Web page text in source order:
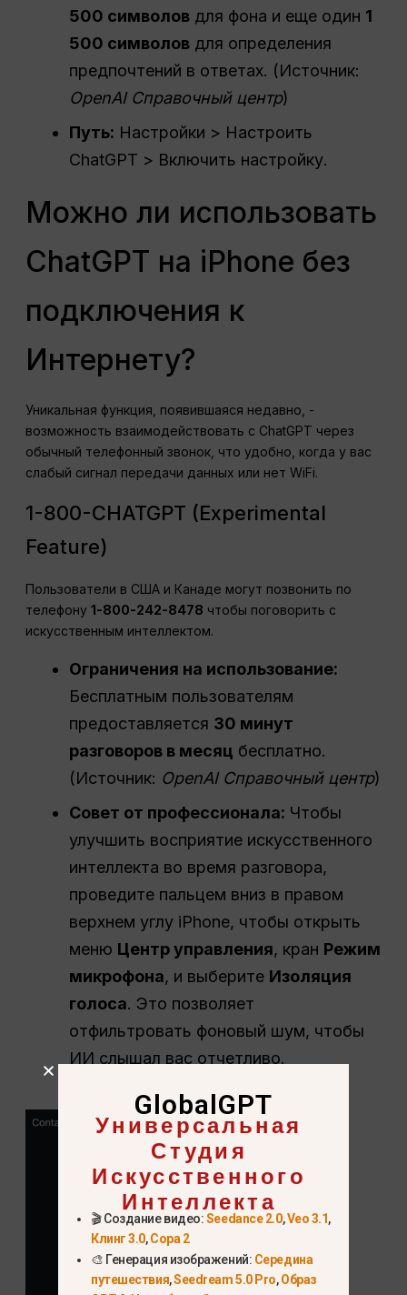
500 символов для фона и еще один 1
500 символов для определения
предпочтений в ответах. (Источник:
OpenAIСправочный центр)
Путь: Настройки > Настроить
ChatGPT > Включить настройку.
Можно ли использовать
ChatGPT на iPhone без
подключения к
Интернету?
Уникальная функция, появившаяся недавно, -
возможность взаимодействовать с ChatGPT через
обычный телефонный звонок, что удобно, когда у вас
слабый сигнал передачи данных или нет WiFi.
1-800-CHATGPT (Experimental
Feature)
Пользователи в США и Канаде могут позвонить по
телефону1-800-242-8478 чтобы поговорить с
искусственным интеллектом.
Ограничения на использование:
Бесплатным пользователям
предоставляется 30 минут
разговоров в месяц бесплатно.
(Источник: OpenAIСправочный центр)
Совет от профессионала: Чтобы
улучшить восприятие искусственного
интеллекта во время разговора,
проведите пальцем вниз в правом
верхнем углу iPhone, чтобы открыть
меню Центр управления, кран Режим
микрофона, и выберите Изоляция
голоса. Это позволяет
отфильтровать фоновый шум, чтобы
ИИ слышал вас отчетливо.
GlobalGPT
Универсальная
Студия
Искусственного
Интеллекта
🎬 Создание видео:Seedance 2.0,Veo 3.1,
Клинг 3.0,Сора 2
🎨 Генерация изображений: Середина
путешествия,Seedream 5.0 Pro,Образ